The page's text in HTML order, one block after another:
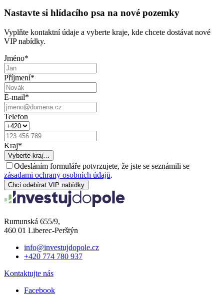
Nastavte si hlídacího psa na nové pozemky
Vyplňte kontaktní údaje a vyberte kraje, kde chcete dostávat nové
VIP nabídky.
Jméno*
Příjmení*
E-mail*
Telefon
Kraj*
Vyberte kraj…
Odesláním formuláře potvrzujete, že jste se seznámili se
zásadami ochrany osobních údajů.
Chci odebírat VIP nabídky
Rumunská 655/9,
460 01 Liberec-Perštýn
info@investujdopole.cz
+420 774 780 937
Kontaktujte nás
Facebook